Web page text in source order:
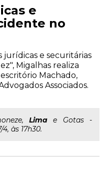
e
no
jurídicas e securitárias
Migalhas realiza
Machado,
Associados.
Lima e Gotas -
às 17h30.